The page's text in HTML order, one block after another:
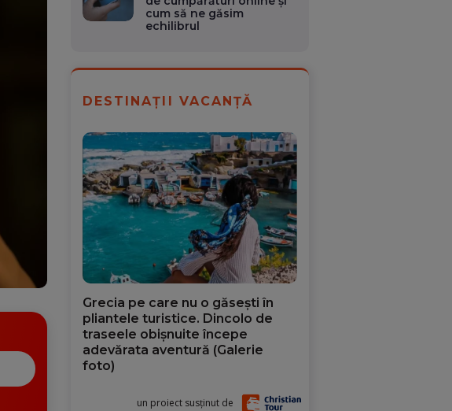
cum să ne găsim
echilibrul
DESTINAȚII VACANȚĂ
Grecia pe care nu o găsești în
pliantele turistice. Dincolo de
traseele obișnuite începe
adevărata aventură (Galerie
foto)
un proiect susținut de